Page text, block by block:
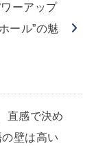
ーアップ
ール”の魅
直感で決め
の壁は高い